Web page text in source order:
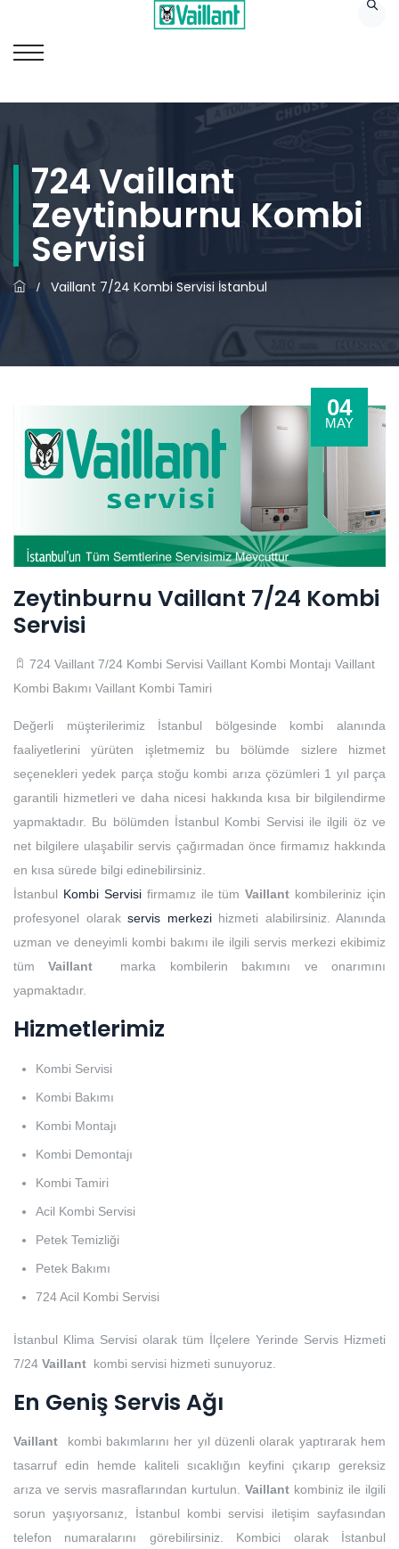
724 Vaillant
Zeytinburnu Kombi
Servisi
/ Vaillant 7/24 Kombi Servisi İstanbul
04
MAY
Zeytinburnu Vaillant 7/24 Kombi
Servisi
724 Vaillant 7/24 Kombi Servisi Vaillant Kombi Montajı Vaillant
Kombi Bakımı Vaillant Kombi Tamiri
Değerli müşterilerimiz İstanbul bölgesinde kombi alanında
faaliyetlerini yürüten işletmemiz bu bölümde sizlere hizmet
seçenekleri yedek parça stoğu kombi arıza çözümleri 1 yıl parça
garantili hizmetleri ve daha nicesi hakkında kısa bir bilgilendirme
yapmaktadır. Bu bölümden İstanbul Kombi Servisi ile ilgili öz ve
net bilgilere ulaşabilir servis çağırmadan önce firmamız hakkında
en kısa sürede bilgi edinebilirsiniz.
İstanbul Kombi Servisi firmamız ile tümVaillant kombileriniz için
profesyonel olarak servis merkezihizmeti alabilirsiniz. Alanında
uzman ve deneyimli kombi bakımı ile ilgili servis merkezi ekibimiz
tümVaillant marka kombilerin bakımını ve onarımını
yapmaktadır.
Hizmetlerimiz
Kombi Servisi
Kombi Bakımı
Kombi Montajı
Kombi Demontajı
Kombi Tamiri
Acil Kombi Servisi
Petek Temizliği
Petek Bakımı
724 Acil Kombi Servisi
İstanbul Klima Servisi olarak tüm İlçelere Yerinde Servis Hizmeti
7/24 Vaillant kombi servisi hizmeti sunuyoruz.
En Geniş Servis Ağı
Vaillant kombi bakımlarını her yıl düzenli olarak yaptırarak hem
tasarruf edin hemde kaliteli sıcaklığın keyfini çıkarıp gereksiz
arıza ve servis masraflarından kurtulun. Vaillant kombiniz ile ilgili
sorun yaşıyorsanız, İstanbul kombi servisi iletişim sayfasından
telefon numaralarını görebilirsiniz. Kombici olarak İstanbul